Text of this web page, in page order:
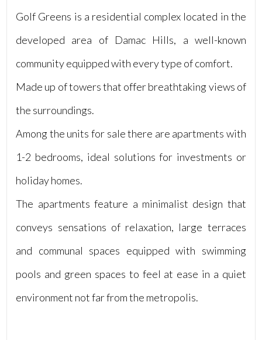
Golf Greens is a residential complex located in the
developed area of Damac Hills, a well-known
community equipped with every type of comfort.
Made up of towers that offer breathtaking views of
the surroundings.
Among the units for sale there are apartments with
1-2 bedrooms, ideal solutions for investments or
holiday homes.
The apartments feature a minimalist design that
conveys sensations of relaxation, large terraces
and communal spaces equipped with swimming
pools and green spaces to feel at ease in a quiet
environment not far from the metropolis.
3
5
Camere
minime
Qualsiasi